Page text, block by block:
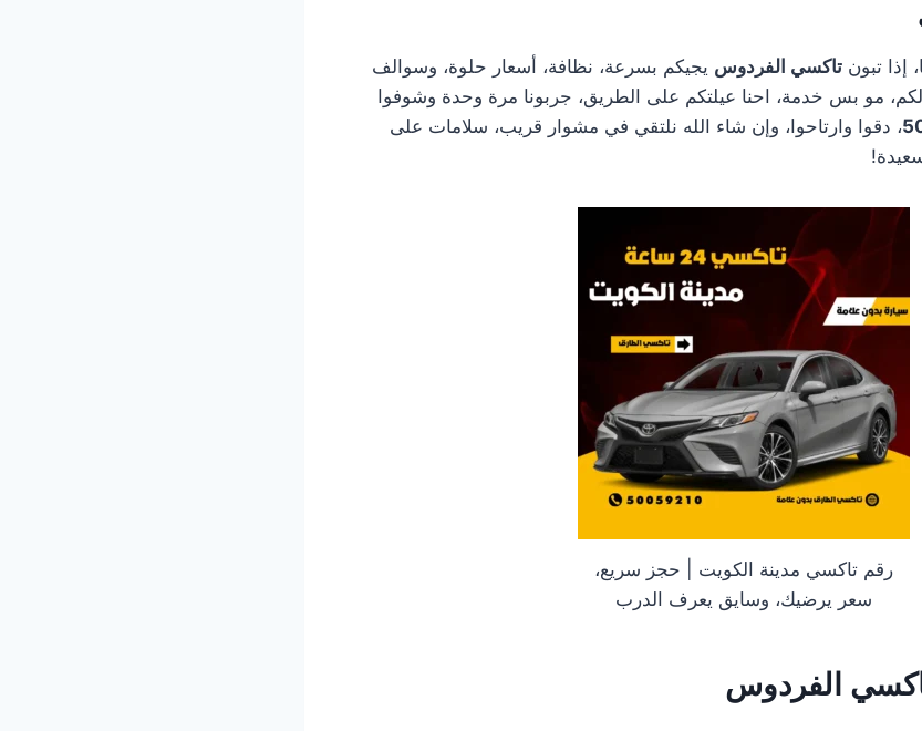
إذا تبون تاكسي الفردوس يجيكم بسرعة، نظافة، أسعار حلوة، وسوالف
مو بس خدمة، احنا عيلتكم على الطريق، جربونا مرة وحدة وشوفوا
، دقوا وارتاحوا، وإن شاء الله نلتقي في مشوار قريب، سلامات على
رقم تاكسي مدينة الكويت | حجز سريع،
سعر يرضيك، وسايق يعرف الدرب
الفردوس